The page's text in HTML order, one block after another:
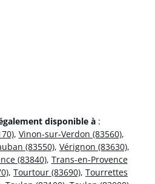
disponible à :
, Vinon-sur-Verdon (83560),
(83550), Vérignon (83630),
(83840), Trans-en-Provence
, Tourtour (83690), Tourrettes